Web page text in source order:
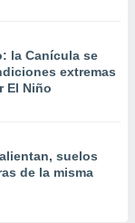
la Canícula se
extremas
El Niño
suelos
de la misma